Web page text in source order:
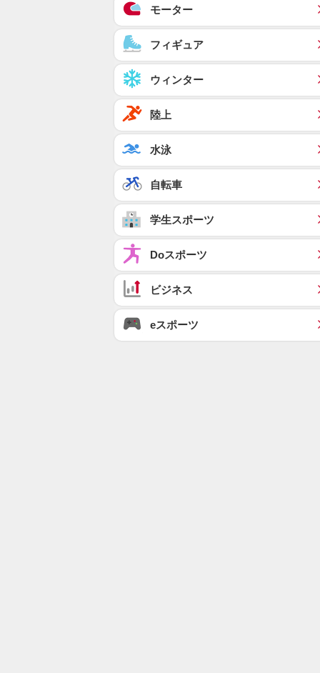
モーター
フィギュア
ウィンター
陸上
水泳
自転車
学生スポーツ
Doスポーツ
ビジネス
eスポーツ